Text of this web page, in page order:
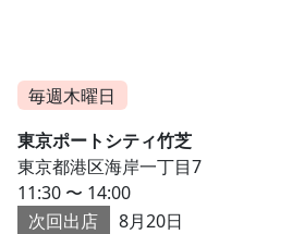
毎週木曜日
東京ポートシティ竹芝
東京都港区海岸一丁目7
11:30 〜 14:00
次回出店
8月20日